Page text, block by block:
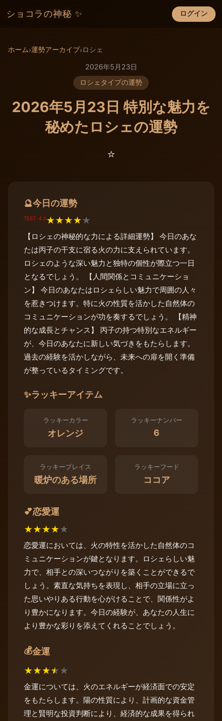
ショコラの神秘 ✨ ログイン
×
ホーム›運勢アーカイブ›ロシェ
2026年5月23日
ロシェタイプの運勢
2026年5月23日 特別な魅力を
秘めたロシェの運勢
⭐️
🔮今日の運勢
TEST: 4.0★★★★★
【ロシェの神秘的な力による詳細運勢】 今日のあな
たは丙子の干支に宿る火の力に支えられています。
ロシェのような深い魅力と独特の個性が際立つ一日
となるでしょう。 【人間関係とコミュニケーショ
ン】 今日のあなたはロシェらしい魅力で周囲の人々
を惹きつけます。特に火の性質を活かした自然体の
コミュニケーションが功を奏するでしょう。 【精神
的な成長とチャンス】 丙子の持つ特別なエネルギー
が、今日のあなたに新しい気づきをもたらします。
過去の経験を活かしながら、未来への扉を開く準備
が整っているタイミングです。
✨ラッキーアイテム
ラッキーカラー
オレンジ
ラッキーナンバー
6
ラッキープレイス
暖炉のある場所
ラッキーフード
ココア
💕恋愛運
★★★★★
恋愛運においては、火の特性を活かした自然体のコ
ミュニケーションが鍵となります。ロシェらしい魅
力で、相手との深いつながりを築くことができるで
しょう。素直な気持ちを表現し、相手の立場に立っ
た思いやりある行動を心がけることで、関係性がよ
り豊かになります。今日の経験が、あなたの人生に
より豊かな彩りを添えてくれることでしょう。
💰金運
★★★★★
金運については、火のエネルギーが経済面での安定
をもたらします。陽の性質により、計画的な資金管
理と賢明な投資判断により、経済的な成果を得られ